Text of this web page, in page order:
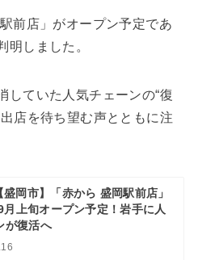
前店」がオープン予定であ
明しました。
していた人気チェーンの“復
店を待ち望む声とともに注
盛岡市】「赤から 盛岡駅前店」
上旬オープン予定！岩手に人
が復活へ